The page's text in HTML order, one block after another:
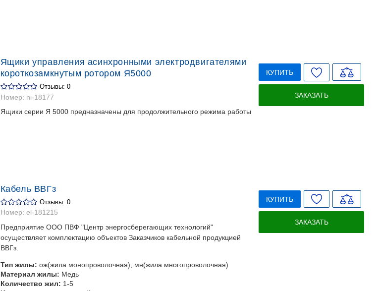
Ящики управления асинхронными электродвигателями
короткозамкнутым ротором Я5000
Отзывы: 0
Номер: ni-18177
Ящики серии Я 5000 предназначены для продолжительного режима работы
КУПИТЬ
ЗАКАЗАТЬ
Кабель ВВГз
Отзывы: 0
Номер: el-181215
Предприятие ООО ПВФ "Центр энергосберегающих технологий"
осуществляет комплектацию объектов Заказчиков кабельной продукцией
ВВГз.
Тип жилы: ож(жила монопроволочная), мн(жила многопроволочная)
Материал жилы: Медь
Количество жил: 1-5
КУПИТЬ
ЗАКАЗАТЬ